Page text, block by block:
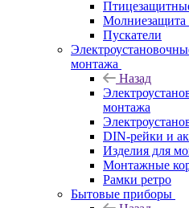
Молниезащита
Пускатели
монтажа
Назад
монтажа
DIN-рейки и
Изделия для
Монтажные
Рамки ретро
Бытовые приборы